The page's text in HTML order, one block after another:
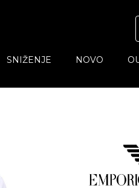
SNIŽENJE NOVO